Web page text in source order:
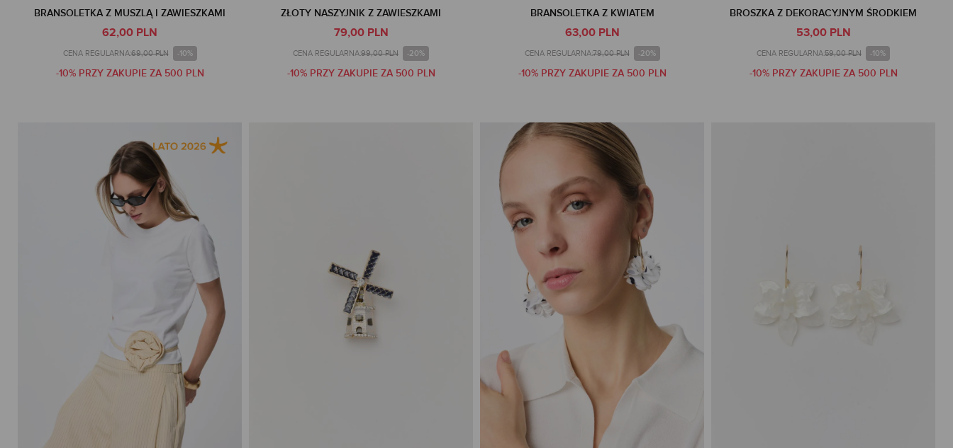
BRANSOLETKA Z MUSZLĄ I ZAWIESZKAMI
62,00 PLN
CENA REGULARNA:69,00 PLN -10%
-10% PRZY ZAKUPIE ZA 500 PLN
ZŁOTY NASZYJNIK Z ZAWIESZKAMI
79,00 PLN
CENA REGULARNA:99,00 PLN -20%
-10% PRZY ZAKUPIE ZA 500 PLN
BRANSOLETKA Z KWIATEM
63,00 PLN
CENA REGULARNA:79,00 PLN -20%
-10% PRZY ZAKUPIE ZA 500 PLN
BROSZKA Z DEKORACYJNYM ŚRODKIEM
53,00 PLN
CENA REGULARNA:59,00 PLN -10%
-10% PRZY ZAKUPIE ZA 500 PLN